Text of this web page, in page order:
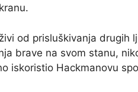
od prisluškivanja drugih
brave na svom stanu,
iskoristio Hackmanovu